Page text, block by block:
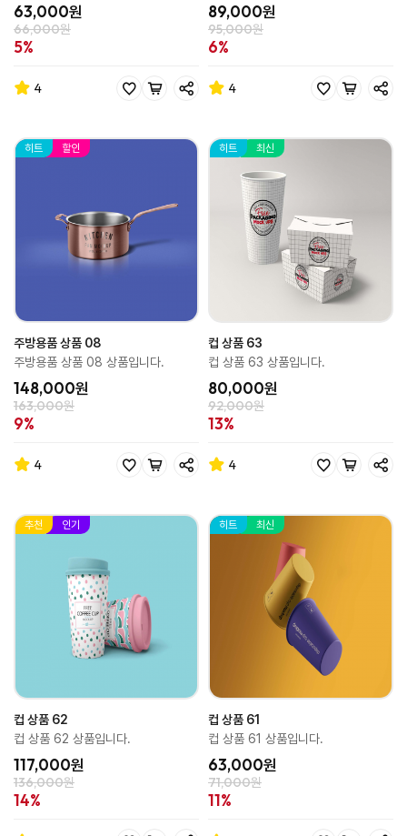
63,000원
66,000원
5%
4
89,000원
95,000원
6%
4
히트 할인
주방용품 상품 08
주방용품 상품 08 상품입니다.
148,000원
163,000원
9%
4
히트 최신
컵 상품 63
컵 상품 63 상품입니다.
80,000원
92,000원
13%
4
추천 인기
컵 상품 62
컵 상품 62 상품입니다.
117,000원
136,000원
14%
히트 최신
컵 상품 61
컵 상품 61 상품입니다.
63,000원
71,000원
11%